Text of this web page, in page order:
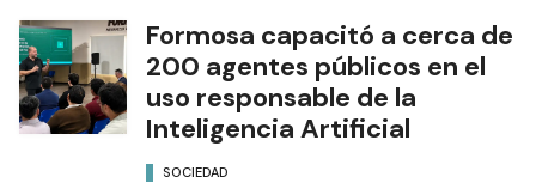
Formosa capacitó a cerca de
200 agentes públicos en el
uso responsable de la
Inteligencia Artificial
SOCIEDAD